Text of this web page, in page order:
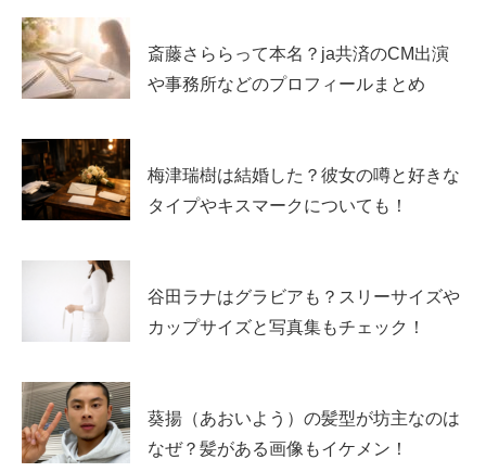
工藤美桜の経歴プロフィールも紹介
結婚や熱愛が気になる工藤美桜さんですが、女優としてど
のような経歴を歩んできたのかも注目したいところです。
工藤美桜さんは、モデル活動を経て女優としての出演を増
りました。
現在はドラマ、映画、配信作品、モデル業まで活動の幅を
斎藤さららって本名？ja共済のCM出演
や事務所などのプロフィールまとめ
梅津瑞樹は結婚した？彼女の噂と好きな
タイプやキスマークについても！
谷田ラナはグラビアも？スリーサイズや
カップサイズと写真集もチェック！
葵揚（あおいよう）の髪型が坊主なのは
なぜ？髪がある画像もイケメン！